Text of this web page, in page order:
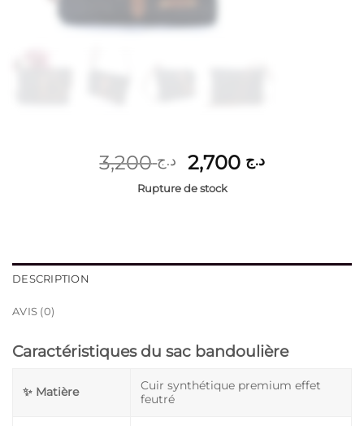
د.ج3,200
Le
prix
د.ج 2,700
Le
Rupture de stock
DESCRIPTION
AVIS (0)
Caractéristiques du sac bandoulière
✨ Matière
Cuir synthétique premium effet
feutré